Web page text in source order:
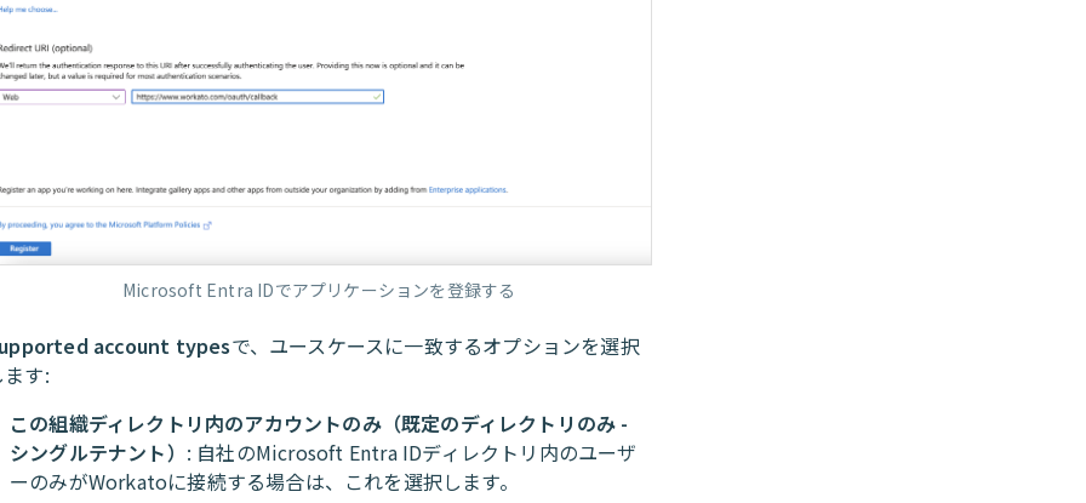
Microsoft Entra IDでアプリケーションを登録する
account typesで、ユースケースに一致するオプションを選択
ます:
この組織ディレクトリ内のアカウントのみ（既定のディレクトリのみ -
シングルテナント） : 自社のMicrosoft Entra IDディレクトリ内のユーザ
ーのみがWorkatoに接続する場合は、これを選択します。